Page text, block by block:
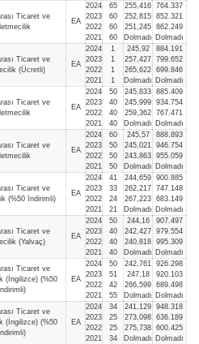
Ticaret ve
EA
2024
2023
2022
2021
65
60
60
60
255,416
252,815
251,245
Dolmadı
764.337
852.321
862.249
Dolmadı
Ticaret ve
(Ücretli)
EA
2024
2023
2022
2021
1
1
1
1
245,92
257,427
265,622
Dolmadı
884.191
799.652
699.846
Dolmadı
Ticaret ve
EA
2024
2023
2022
2021
50
40
40
40
245,833
245,999
259,362
Dolmadı
885.409
934.754
767.471
Dolmadı
Ticaret ve
EA
2024
2023
2022
2021
60
50
50
50
245,57
245,021
243,863
Dolmadı
888.893
946.754
955.059
Dolmadı
Ticaret ve
(%50 İndirimli)
EA
2024
2023
2022
2021
41
33
24
21
244,659
262,217
267,223
Dolmadı
900.885
747.148
683.149
Dolmadı
Ticaret ve
(Yalvaç)
EA
2024
2023
2022
2021
50
40
40
40
244,16
242,427
240,818
Dolmadı
907.497
979.554
995.309
Dolmadı
Ticaret ve
(İngilizce) (%50
İndirimli)
EA
2024
2023
2022
2021
50
51
42
55
242,761
247,18
266,599
Dolmadı
926.298
920.103
689.498
Dolmadı
Ticaret ve
(İngilizce) (%50
İndirimli)
EA
2024
2023
2022
2021
34
25
25
34
241,129
273,098
275,738
Dolmadı
948.318
636.189
600.425
Dolmadı